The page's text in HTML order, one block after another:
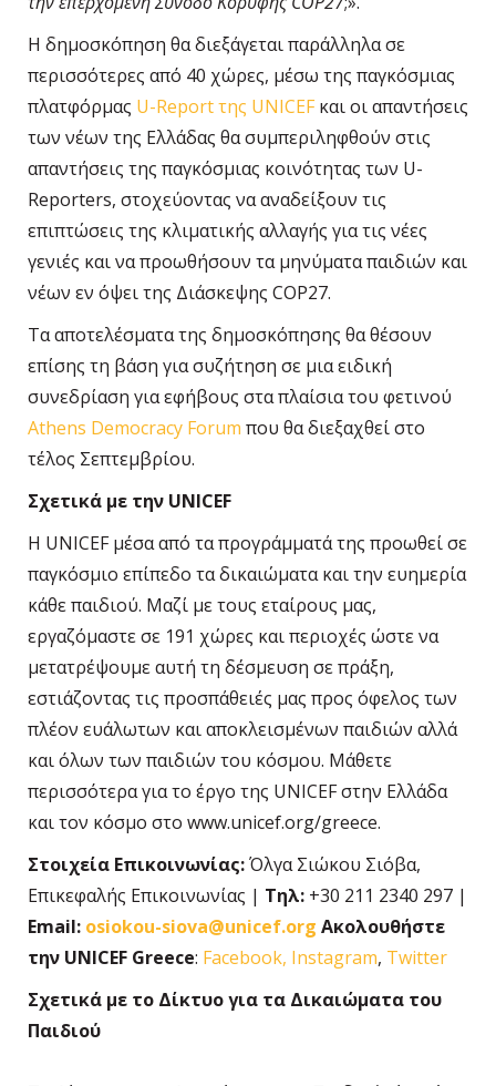
Η δημοσκόπηση θα διεξάγεται παράλληλα σε
περισσότερες από 40 χώρες, μέσω της παγκόσμιας
πλατφόρμας U-Report της UNICEFκαι οι απαντήσεις
των νέων της Ελλάδας θα συμπεριληφθούν στις
απαντήσεις της παγκόσμιας κοινότητας των U-
Reporters, στοχεύοντας να αναδείξουν τις
επιπτώσεις της κλιματικής αλλαγής για τις νέες
γενιές και να προωθήσουν τα μηνύματα παιδιών και
νέων εν όψει της Διάσκεψης COP27.
Τα αποτελέσματα της δημοσκόπησης θα θέσουν
επίσης τη βάση για συζήτηση σε μια ειδική
συνεδρίαση για εφήβους στα πλαίσια του φετινού
Athens Democracy Forum που θα διεξαχθεί στο
τέλος Σεπτεμβρίου.
Σχετικά με την UNICEF
Η UNICEF μέσα από τα προγράμματά της προωθεί σε
παγκόσμιο επίπεδο τα δικαιώματα και την ευημερία
κάθε παιδιού. Μαζί με τους εταίρους μας,
εργαζόμαστε σε 191 χώρες και περιοχές ώστε να
μετατρέψουμε αυτή τη δέσμευση σε πράξη,
εστιάζοντας τις προσπάθειές μας προς όφελος των
πλέον ευάλωτων και αποκλεισμένων παιδιών αλλά
και όλων των παιδιών του κόσμου. Μάθετε
περισσότερα για το έργο της UNICEF στην Ελλάδα
και τον κόσμο στο www.unicef.org/greece.
Στοιχεία Επικοινωνίας:Όλγα Σιώκου Σιόβα,
Επικεφαλής Επικοινωνίας | Τηλ: +30 211 2340 297 |
Email: osiokou-siova@unicef.org Aκολουθήστε
την UNICEF Greece: Facebook, Instagram, Twitter
Σχετικά με το Δίκτυο για τα Δικαιώματα του
Παιδιού